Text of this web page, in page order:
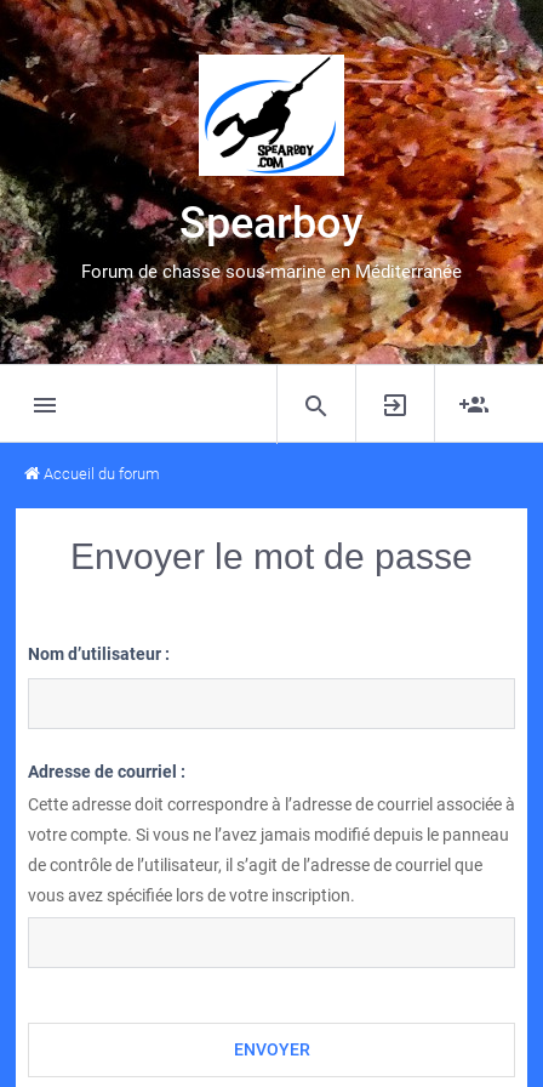
Spearboy
Forum de chasse sous-marine en Méditerranée
Accueil du forum
Envoyer le mot de passe
Nom d’utilisateur :
Adresse de courriel :
Cette adresse doit correspondre à l’adresse de courriel associée à
votre compte. Si vous ne l’avez jamais modifié depuis le panneau
de contrôle de l’utilisateur, il s’agit de l’adresse de courriel que
vous avez spécifiée lors de votre inscription.